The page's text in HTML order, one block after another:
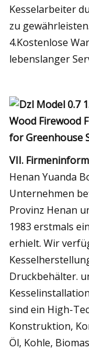
Kesselarbeiter
zu gewährleisten.
4.Kostenlose
lebenslanger
VII.
Henan Yuanda
Unternehmen
Provinz Henan
1983 erstmals
erhielt. Wir
Druckbehälter.
sind ein High-
Konstruktion,
Öl, Kohle,